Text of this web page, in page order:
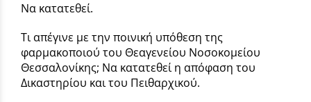
Να κατατεθεί.
Τι απέγινε με την ποινική υπόθεση της
φαρμακοποιού του Θεαγενείου Νοσοκομείου
Θεσσαλονίκης; Να κατατεθεί η απόφαση του
Δικαστηρίου και του Πειθαρχικού.